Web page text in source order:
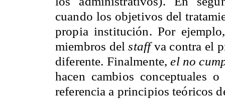
cuando los objetivos del
propia institución. Por
miembros delstaffva contra el
diferente. Finalmente,el no
hacen cambios conceptuales
referencia a principios teóricos